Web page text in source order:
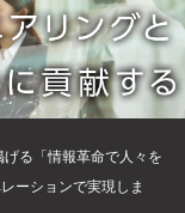
る「情報革命で人々を
ーションで実現しま